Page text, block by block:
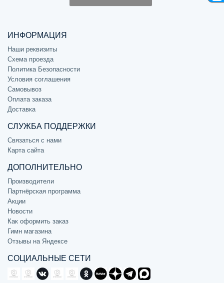
ИНФОРМАЦИЯ
Наши реквизиты
Схема проезда
Политика Безопасности
Условия соглашения
Самовывоз
Оплата заказа
Доставка
СЛУЖБА ПОДДЕРЖКИ
Связаться с нами
Карта сайта
ДОПОЛНИТЕЛЬНО
Производители
Партнёрская программа
Акции
Новости
Как оформить заказ
Гимн магазина
Отзывы на Яндексе
СОЦИАЛЬНЫЕ СЕТИ